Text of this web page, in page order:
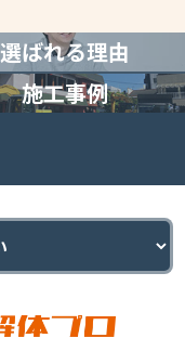
選ばれる理由
施工事例